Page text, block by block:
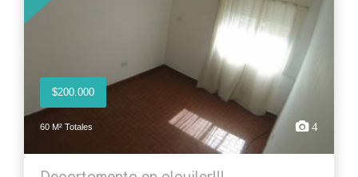
$200.000
60 M² Totales 4